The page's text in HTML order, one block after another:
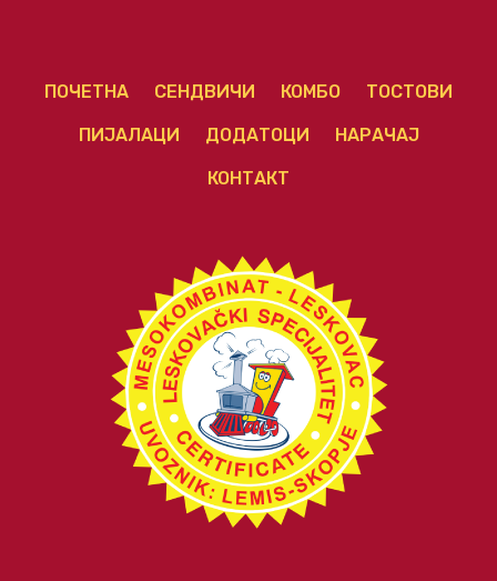
ПОЧЕТНА СЕНДВИЧИ КОМБО ТОСТОВИ
ПИЈАЛАЦИ ДОДАТОЦИ НАРАЧАЈ
КОНТАКТ